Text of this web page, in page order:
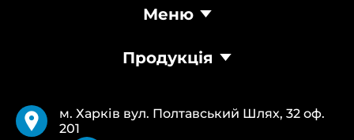
Меню
Продукція
Pantone
Повернення та обмін
Продукція
Кур’єрські пакети
м. Харків вул. Полтавський Шлях, 32 оф.
201